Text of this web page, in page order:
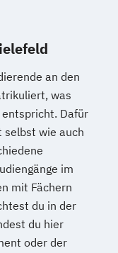
an den
was
Dafür
selbst wie auch
im
mit Fächern
du in der
du hier
oder der